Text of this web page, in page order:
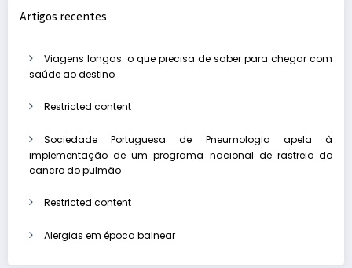
Artigos recentes
Viagens longas: o que precisa de saber para chegar com
saúde ao destino
Restricted content
Sociedade Portuguesa de Pneumologia apela à
implementação de um programa nacional de rastreio do
cancro do pulmão
Restricted content
Alergias em época balnear